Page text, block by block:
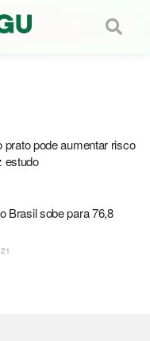
prato pode aumentar risco
estudo
Brasil sobe para 76,8